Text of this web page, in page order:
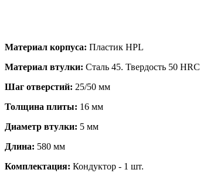
Материал корпуса: Пластик HPL
Материал втулки: Сталь 45. Твердость 50 HRC
Шаг отверстий: 25/50 мм
Толщина плиты: 16 мм
Диаметр втулки: 5 мм
Длина: 580 мм
Комплектация: Кондуктор - 1 шт.